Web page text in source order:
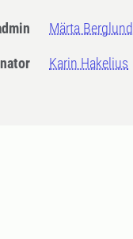
Märta Berglund
Karin Hakelius